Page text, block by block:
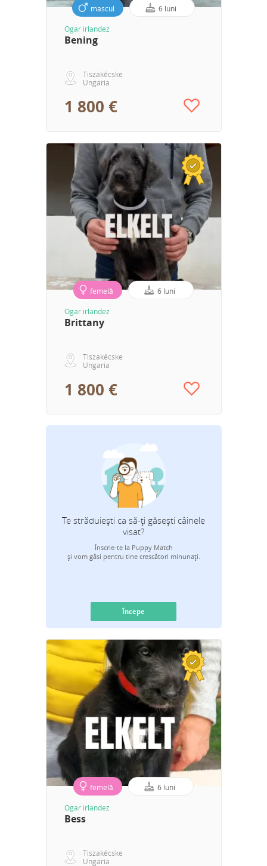
mascul 6 luni
Ogar irlandez
Bening
Tiszakécske
Ungaria
1 800 €
femelă 6 luni
Ogar irlandez
Brittany
Tiszakécske
Ungaria
1 800 €
Te străduiești ca să-ți găsești câinele
visat?
Înscrie-te la Puppy Match
și vom găsi pentru tine crescători minunați.
Începe
femelă 6 luni
Ogar irlandez
Bess
Tiszakécske
Ungaria